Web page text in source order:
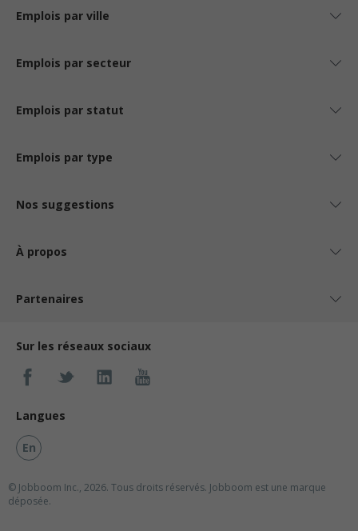
Emplois par ville
Emplois par secteur
Emplois par statut
Emplois par type
Nos suggestions
À propos
Partenaires
Sur les réseaux sociaux
Langues
En
© Jobboom Inc., 2026. Tous droits réservés. Jobboom est une marque
déposée.